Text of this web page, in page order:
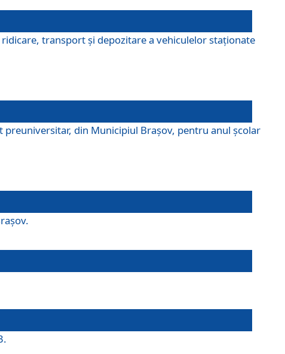
transport şi depozitare a vehiculelor staționate
din Municipiul Braşov, pentru anul școlar